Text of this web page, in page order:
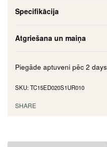
Specifikācija
Atgriešana un maiņa
Piegāde aptuveni pēc 2 days
TC15ED020S1UR010
SHARE